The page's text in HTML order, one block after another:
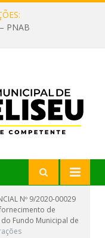
PNAB
Nº 9/2020-00029
de
Fundo Municipal de